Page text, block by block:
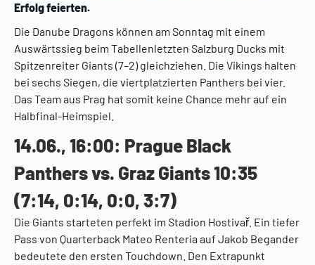
Erfolg feierten.
Die Danube Dragons können am Sonntag mit einem
Auswärtssieg beim Tabellenletzten Salzburg Ducks mit
Spitzenreiter Giants (7–2) gleichziehen. Die Vikings halten
bei sechs Siegen, die viertplatzierten Panthers bei vier.
Das Team aus Prag hat somit keine Chance mehr auf ein
Halbfinal-Heimspiel.
14.06., 16:00: Prague Black
Panthers vs. Graz Giants 10:35
(7:14, 0:14, 0:0, 3:7)
Die Giants starteten perfekt im Stadion Hostivař. Ein tiefer
Pass von Quarterback Mateo Renteria auf Jakob Begander
bedeutete den ersten Touchdown. Den Extrapunkt